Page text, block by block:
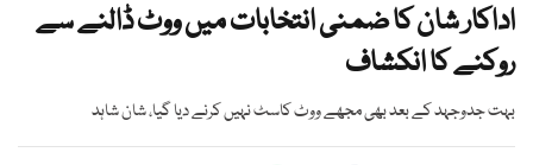
اداکار شان کا ضمنی انتخابات میں ووٹ ڈالنے سے
روکنے کا انکشاف
بہت جدوجہد کے بعد بھی مجھے ووٹ کاسٹ نہیں کرنے دیا گیا، شان شاہد